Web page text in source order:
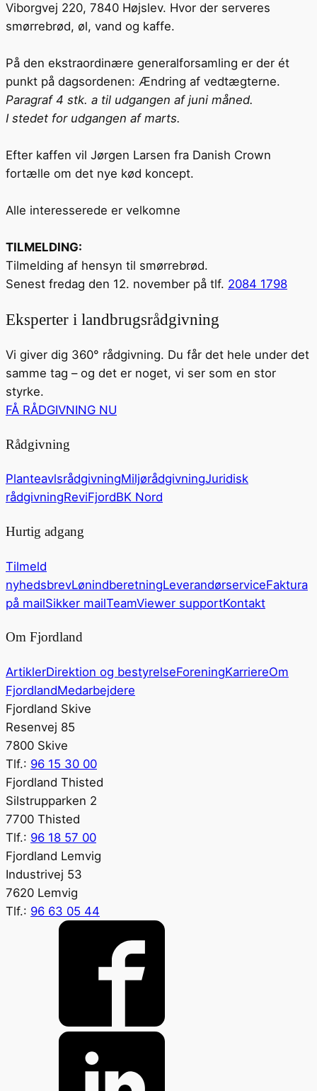
Viborgvej 220, 7840 Højslev. Hvor der serveres
smørrebrød, øl, vand og kaffe.
På den ekstraordinære generalforsamling er der ét
punkt på dagsordenen: Ændring af vedtægterne.
Paragraf 4 stk. a til udgangen af juni måned.
I stedet for udgangen af marts.
Efter kaffen vil Jørgen Larsen fra Danish Crown
fortælle om det nye kød koncept.
Alle interesserede er velkomne
TILMELDING:
Tilmelding af hensyn til smørrebrød.
Senest fredag den 12. november på tlf. 2084 1798
Eksperter i landbrugsrådgivning
Vi giver dig 360° rådgivning. Du får det hele under det
samme tag – og det er noget, vi ser som en stor
styrke.
FÅ RÅDGIVNING NU
Rådgivning
PlanteavlsrådgivningMiljørådgivningJuridisk
rådgivningReviFjordBK Nord
Hurtig adgang
Tilmeld
nyhedsbrevLønindberetningLeverandørserviceFaktura
på mailSikker mailTeamViewer supportKontakt
Om Fjordland
ArtiklerDirektion og bestyrelseForeningKarriereOm
FjordlandMedarbejdere
Fjordland Skive
Resenvej 85
7800 Skive
Tlf.: 96 15 30 00
Fjordland Thisted
Silstrupparken 2
7700 Thisted
Tlf.: 96 18 57 00
Fjordland Lemvig
Industrivej 53
7620 Lemvig
Tlf.: 96 63 05 44